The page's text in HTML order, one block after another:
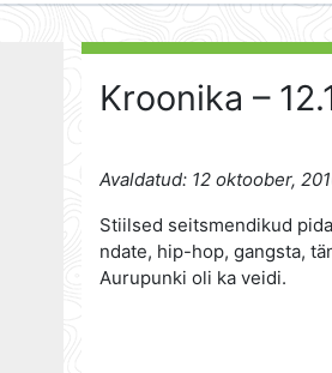
Kroonika –
Avaldatud: 12 oktoober,
Stiilsed seitsmendikud
ndate, hip-hop, gangsta,
Aurupunki oli ka veidi.